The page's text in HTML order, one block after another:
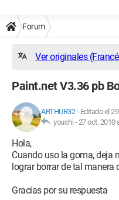
Forum
Ver originales
Paint.net V3.36 pb
ARTHUR32- Editado el
youchi -27 oct. 2010
Hola,
Cuando uso la goma, deja
lograr borrar de tal manera
Gracias por su respuesta